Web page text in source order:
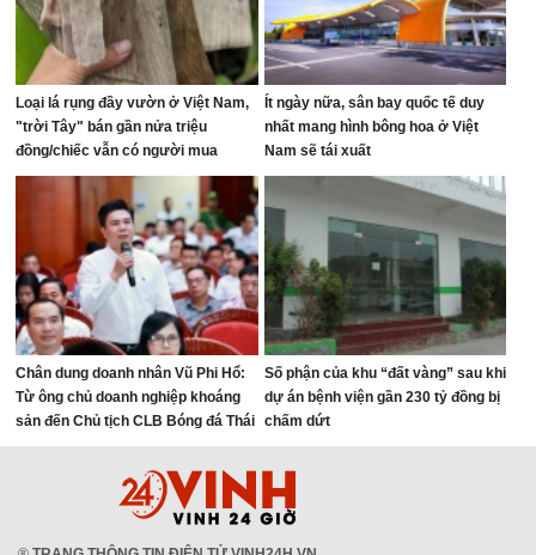
Loại lá rụng đầy vườn ở Việt Nam,
"trời Tây" bán gần nửa triệu
đồng/chiếc vẫn có người mua
Ít ngày nữa, sân bay quốc tế duy
nhất mang hình bông hoa ở Việt
Nam sẽ tái xuất
Chân dung doanh nhân Vũ Phi Hổ:
Từ ông chủ doanh nghiệp khoáng
sản đến Chủ tịch CLB Bóng đá Thái
Nguyên
Số phận của khu “đất vàng” sau khi
dự án bệnh viện gần 230 tỷ đồng bị
chấm dứt